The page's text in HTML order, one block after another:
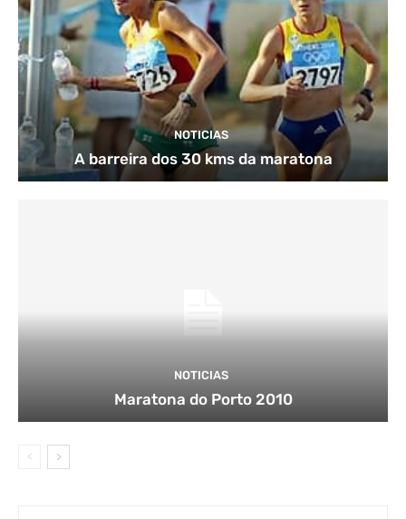
NOTICIAS
A barreira dos 30 kms da maratona
NOTICIAS
Maratona do Porto 2010